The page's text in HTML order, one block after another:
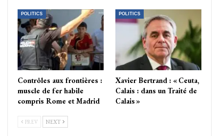
POLITICS
Contrôles aux frontières :
muscle de fer habile
compris Rome et Madrid
POLITICS
Xavier Bertrand : « Ceuta,
Calais : dans un Traité de
Calais »
PREV NEXT